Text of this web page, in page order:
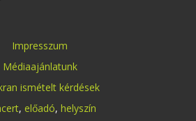
Impresszum
Médiaajánlatunk
ismételt kérdések
, előadó, helyszín